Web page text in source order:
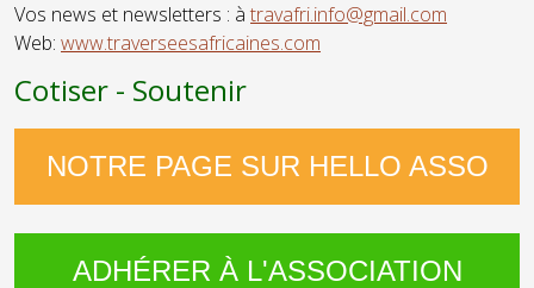
Vos news et newsletters : à travafri.info@gmail.com
Web: www.traverseesafricaines.com
Cotiser - Soutenir
NOTRE PAGE SUR HELLO ASSO
ADHÉRER À L'ASSOCIATION